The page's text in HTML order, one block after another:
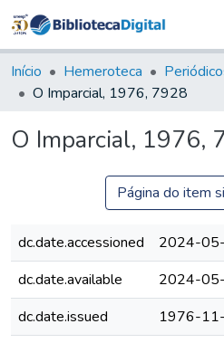
&
Tudo na
Digital
Início Hemeroteca
O Imparcial, 1976, 7928
O Imparcial, 1976,
Página do item
dc.date.accessioned
2024-
dc.date.available
2024-
dc.date.issued
1976-